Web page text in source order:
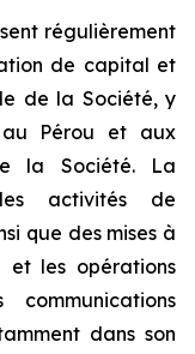
régulièrement
de capital et
de la Société, y
Pérou et aux
la Société. La
activités de
que des mises à
et les opérations
dans son